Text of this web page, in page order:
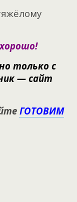
только с
— сайт
ГОТОВИМ